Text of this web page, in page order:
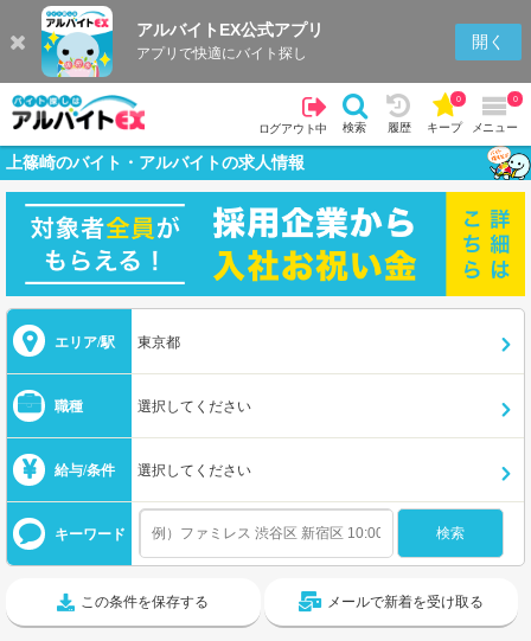
アルバイトEX公式アプリ
アプリで快適にバイト探し
開く
ログアウト中 検索 履歴 キープ
0
メニュー
0
上篠崎のバイト・アルバイトの求人情報
エリア/駅 東京都
職種 選択してください
給与/条件 選択してください
キーワード
この条件を保存する メールで新着を受け取る